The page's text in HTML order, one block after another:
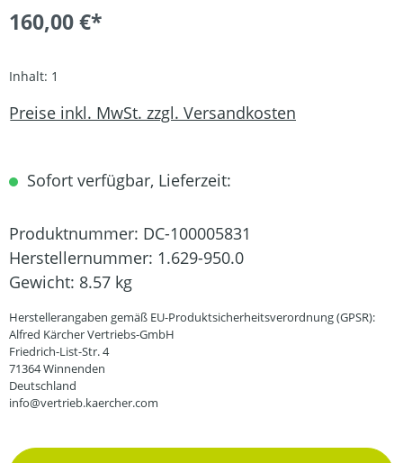
160,00 €*
Inhalt: 1
Preise inkl. MwSt. zzgl. Versandkosten
Sofort verfügbar, Lieferzeit:
Produktnummer: DC-100005831
Herstellernummer: 1.629-950.0
Gewicht: 8.57 kg
Herstellerangaben gemäß EU-Produktsicherheitsverordnung (GPSR):
Alfred Kärcher Vertriebs-GmbH
Friedrich-List-Str. 4
71364 Winnenden
Deutschland
info@vertrieb.kaercher.com